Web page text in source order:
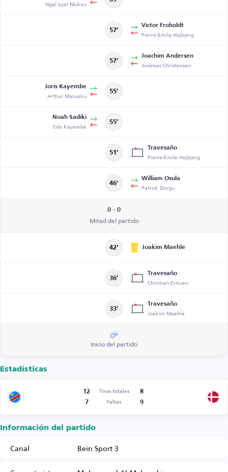
Ngal'ayel Mukau
57’
Victor Froholdt
Pierre-Emile Højbjerg
57’
Joachim Andersen
Andreas Christensen
Joris Kayembe
Arthur Masuaku 55’
Noah Sadiki
Edo Kayembe 55’
51’
Travesaño
Pierre-Emile Højbjerg
46’
William Osula
Patrick Dorgu
0 - 0
Mitad del partido
42’ Joakim Maehle
36’
Travesaño
Christian Eriksen
33’
Travesaño
Joakim Maehle
Inicio del partido
Estadísticas
12 Tiros totales
8
7
Faltas 9
Información del partido
Canal
Bein Sport 3